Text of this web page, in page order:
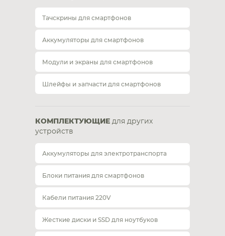
Тачскрины для смартфонов
Аккумуляторы для смартфонов
Модули и экраны для смартфонов
Шлейфы и запчасти для смартфонов
КОМПЛЕКТУЮЩИЕ для других
устройств
Аккумуляторы для электротранспорта
Блоки питания для смартфонов
Кабели питания 220V
Жесткие диски и SSD для ноутбуков